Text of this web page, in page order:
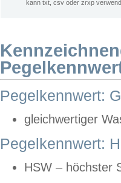
kann txt, csv oder zrxp
Pegelkennwert:
gleichwertiger
Pegelkennwert:
HSW – höchster